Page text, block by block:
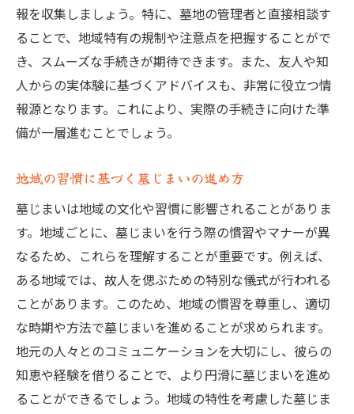
報を収集しましょう。特に、墓地の管理者と直接相談す
ることで、地域特有の規制や注意点を把握することがで
き、スムーズな手続きが期待できます。また、友人や知
人からの実体験に基づくアドバイスも、非常に役立つ情
報源となります。これにより、実際の手続きに向けた準
備が一層進むことでしょう。
地域の習慣に基づく墓じまいの進め方
墓じまいは地域の文化や習慣に影響されることがありま
す。地域ごとに、墓じまいを行う際の慣習やマナーが異
なるため、これらを理解することが重要です。例えば、
ある地域では、故人を偲ぶための特別な儀式が行われる
ことがあります。このため、地域の慣習を尊重し、適切
な時期や方法で墓じまいを進めることが求められます。
地元の人々とのコミュニケーションを大切にし、彼らの
知恵や経験を借りることで、より円滑に墓じまいを進め
ることができるでしょう。地域の特性を考慮した墓じま